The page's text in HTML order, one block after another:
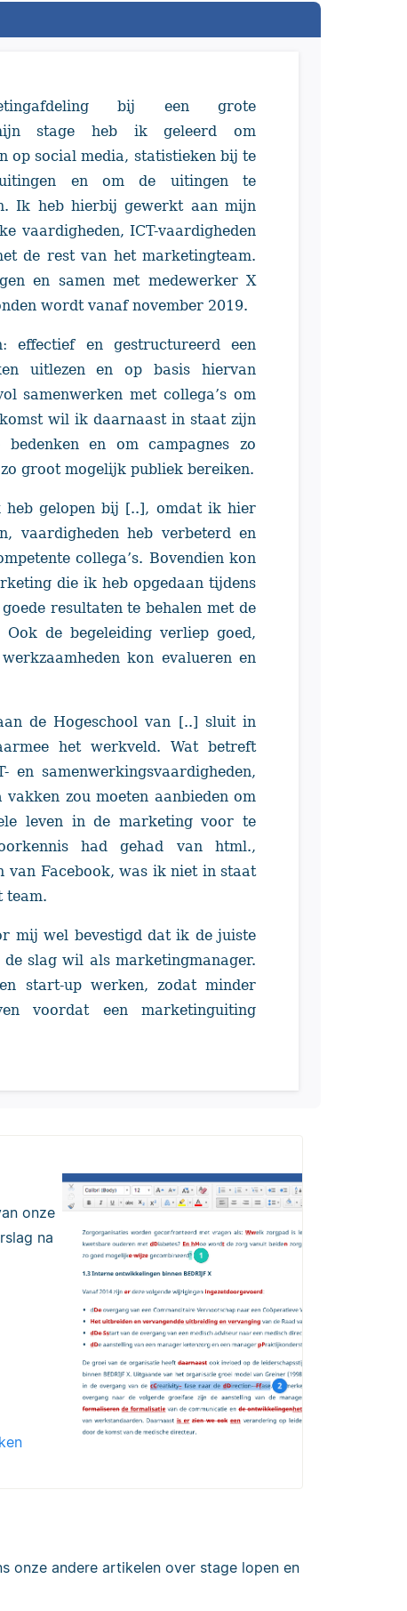
bij een grote
mijn stage heb ik geleerd om
op social media, statistieken bij te
en om de uitingen te
Ik heb hierbij gewerkt aan mijn
vaardigheden, ICT-vaardigheden
de rest van het marketingteam.
en samen met medewerker X
wordt vanaf november 2019.
effectief en gestructureerd een
uitlezen en op basis hiervan
samenwerken met collega’s om
wil ik daarnaast in staat zijn
en om campagnes zo
groot mogelijk publiek bereiken.
gelopen bij [..], omdat ik hier
vaardigheden heb verbeterd en
collega’s. Bovendien kon
die ik heb opgedaan tijdens
resultaten te behalen met de
de begeleiding verliep goed,
kon evalueren en
de Hogeschool van [..] sluit in
het werkveld. Wat betreft
en samenwerkingsvaardigheden,
zou moeten aanbieden om
leven in de marketing voor te
had gehad van html.,
van Facebook, was ik niet in staat
team.
mij wel bevestigd dat ik de juiste
slag wil als marketingmanager.
start-up werken, zodat minder
voordat een marketinguiting
onze
na
onze andere artikelen over stage lopen en